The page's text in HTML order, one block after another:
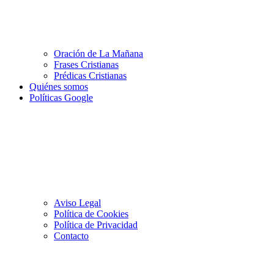
Oración de La Mañana
Frases Cristianas
Prédicas Cristianas
Quiénes somos
Políticas Google
Aviso Legal
Política de Cookies
Política de Privacidad
Contacto